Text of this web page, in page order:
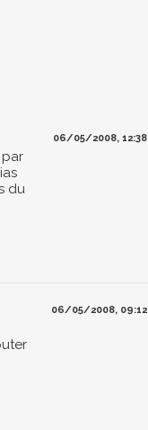
du
06/05/2008, 12:38
06/05/2008, 09:12